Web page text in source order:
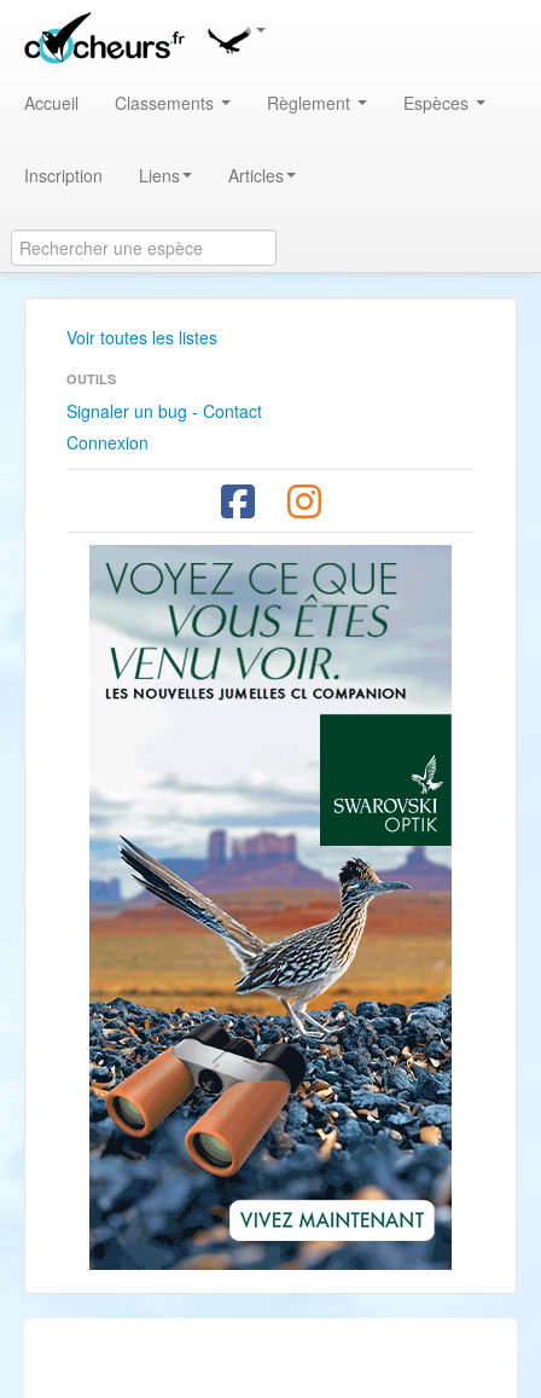
Accueil Classements Règlement Espèces
Inscription Liens Articles
Voir toutes les listes
OUTILS
Signaler un bug - Contact
Connexion